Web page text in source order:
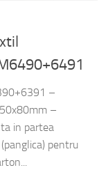
–
–
in partea
pentru